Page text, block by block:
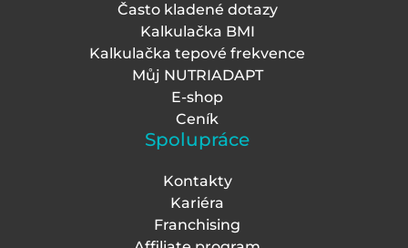
Často kladené dotazy
Kalkulačka BMI
Kalkulačka tepové frekvence
Můj NUTRIADAPT
E-shop
Ceník
Spolupráce
Kontakty
Kariéra
Franchising